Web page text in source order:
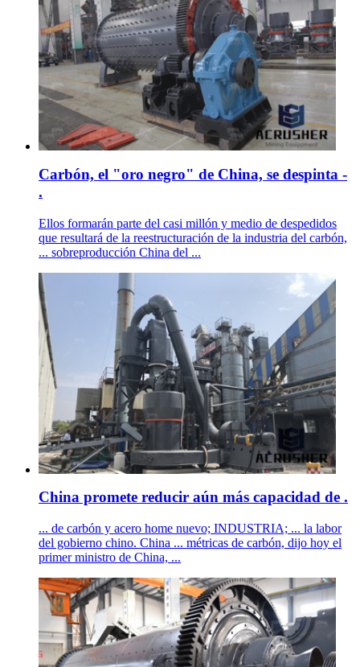
Carbón, el "oro negro" de China, se despinta -
.
Ellos formarán parte del casi millón y medio de despedidos
que resultará de la reestructuración de la industria del carbón,
... sobreproducción China del ...
China promete reducir aún más capacidad de .
... de carbón y acero home nuevo; INDUSTRIA; ... la labor
del gobierno chino. China ... métricas de carbón, dijo hoy el
primer ministro de China, ...